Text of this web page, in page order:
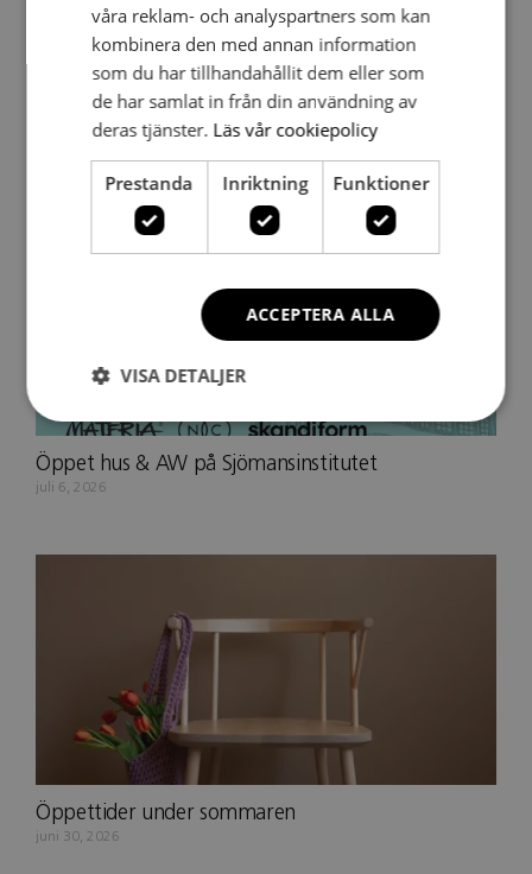
augusti 4, 2026
Öppet hus & AW på Sjömansinstitutet
juli 6, 2026
Öppettider under sommaren
juni 30, 2026
våra reklam- och analyspartners som kan
kombinera den med annan information
som du har tillhandahållit dem eller som
de har samlat in från din användning av
deras tjänster. Läs vår cookiepolicy
Prestanda Inriktning Funktioner
ACCEPTERA ALLA
VISA DETALJER